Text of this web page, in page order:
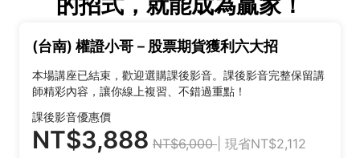
(台南) 權證小哥－股票期貨獲利六大招
本場講座已結束，歡迎選購課後影音。課後影音完整保留講
師精彩內容，讓你線上複習、不錯過重點！
課後影音優惠價
NT$3,888 NT$6,000 | 現省NT$2,112